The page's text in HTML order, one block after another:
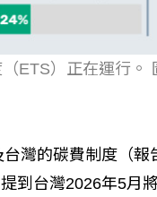
ETS）正在運行
灣的碳費制度（
到台灣2026年5月